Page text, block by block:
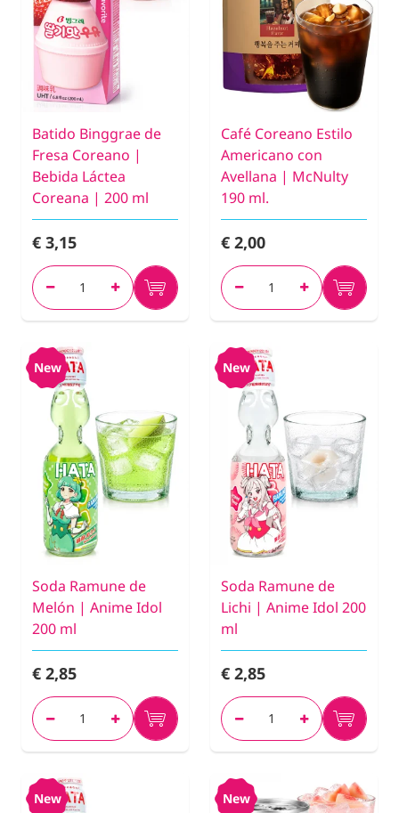
Batido Binggrae de
Fresa Coreano |
Bebida Láctea
Coreana | 200 ml
€ 3,15
Café Coreano Estilo
Americano con
Avellana | McNulty
190 ml.
€ 2,00
New
Soda Ramune de
Melón | Anime Idol
200 ml
€ 2,85
New
Soda Ramune de
Lichi | Anime Idol 200
ml
€ 2,85
New New